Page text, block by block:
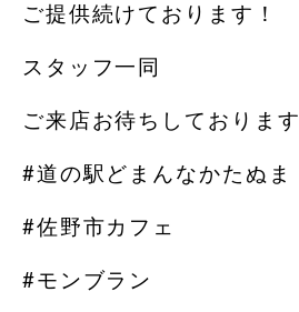
ご提供続けております！
スタッフ一同
ご来店お待ちしております
#道の駅どまんなかたぬま
#佐野市カフェ
#モンブラン